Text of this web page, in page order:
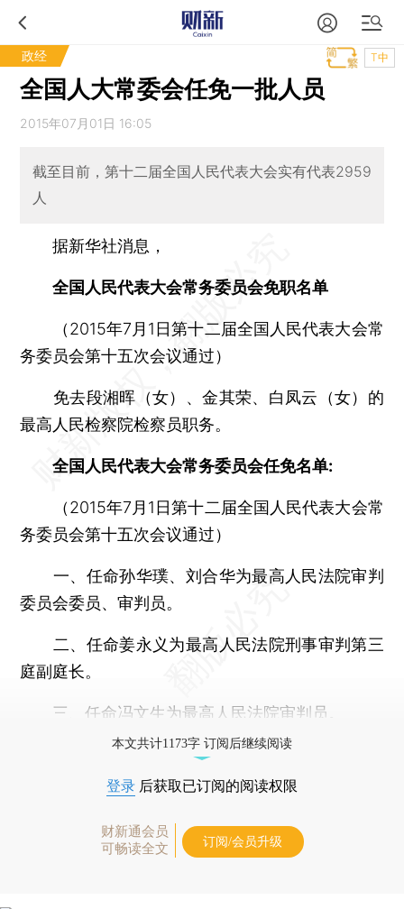
政经 T中
全国人大常委会任免一批人员
2015年07月01日 16:05
截至目前，第十二届全国人民代表大会实有代表2959
人
据新华社消息，
全国人民代表大会常务委员会免职名单
（2015年7月1日第十二届全国人民代表大会常
务委员会第十五次会议通过）
免去段湘晖（女）、金其荣、白凤云（女）的
最高人民检察院检察员职务。
全国人民代表大会常务委员会任免名单:
（2015年7月1日第十二届全国人民代表大会常
务委员会第十五次会议通过）
一、任命孙华璞、刘合华为最高人民法院审判
委员会委员、审判员。
二、任命姜永义为最高人民法院刑事审判第三
庭副庭长。
三、任命冯文生为最高人民法院审判员。
本文共计1173字 订阅后继续阅读
登录 后获取已订阅的阅读权限
财新通会员
可畅读全文
订阅/会员升级